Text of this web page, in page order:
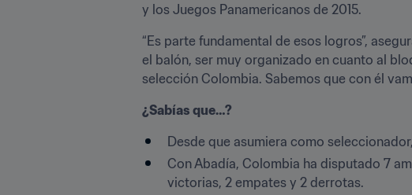
y los Juegos Panamericanos de 2015.
“Es parte fundamental de esos logros”,
el balón, ser muy organizado en cuanto al
selección Colombia. Sabemos que con él
¿Sabías que…?
Desde que asumiera como
Con Abadía, Colombia ha disputado 7
victorias, 2 empates y 2 derrotas.